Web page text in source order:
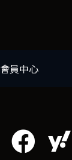
會員中心